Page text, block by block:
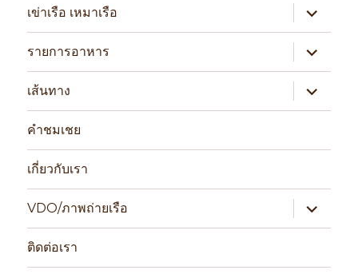
เข่าเรือ เหมาเรือ
expand
child
menu
รายการอาหาร
expand
child
menu
เส้นทาง
expand
child
menu
คำชมเชย
เกี่ยวกับเรา
VDO/ภาพถ่ายเรือ
expand
child
menu
ติดต่อเรา